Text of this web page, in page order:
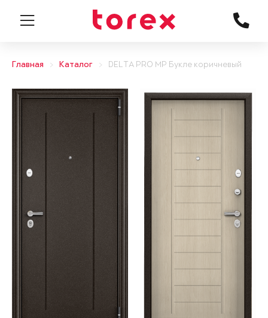
Главная Каталог DELTA PRO MP Букле коричневый